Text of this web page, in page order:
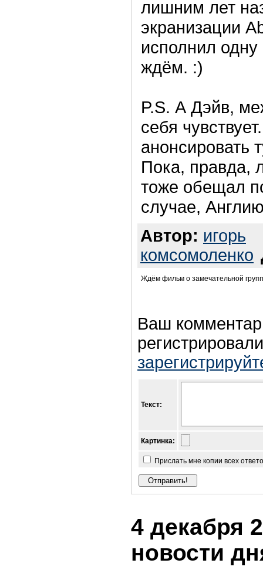
лишним лет
экранизации
исполнил
ждём. :)
P.S. А Дэйв,
себя
анонсировать
Пока, правда,
тоже обещал
случае,
Автор: игорь
комсомоленко
Ждём фильм о замечательной
Ваш
Текст:
Картинка:
Прислать мне копии всех
4 декабря
новости